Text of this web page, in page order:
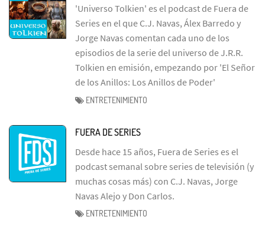
'Universo Tolkien' es el podcast de Fuera de
Series en el que C.J. Navas, Álex Barredo y
Jorge Navas comentan cada uno de los
episodios de la serie del universo de J.R.R.
Tolkien en emisión, empezando por 'El Señor
de los Anillos: Los Anillos de Poder'
ENTRETENIMIENTO
FUERA DE SERIES
Desde hace 15 años, Fuera de Series es el
podcast semanal sobre series de televisión (y
muchas cosas más) con C.J. Navas, Jorge
Navas Alejo y Don Carlos.
ENTRETENIMIENTO